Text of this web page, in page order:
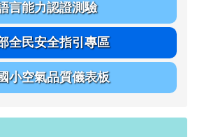
言能力認證測驗
全民安全指引專區
小空氣品質儀表板